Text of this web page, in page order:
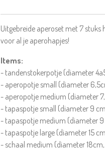
Uitgebreide aperoset met 7
voor al je aperohapjes!
Items:
- tandenstokerpotje (diameter
- aperopotje small (diameter
- aperopotje medium (diameter
- tapaspotje small (diameter 9
- tapaspotje medium (diameter
- tapaspotje large (diameter 15
- schaal medium (diameter